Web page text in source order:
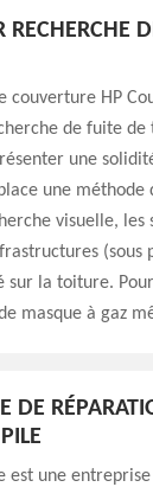
RECHERCHE
couverture HP
de fuite de
une
une
visuelle,
(sous
sur la toiture.
masque à gaz
DE
est une